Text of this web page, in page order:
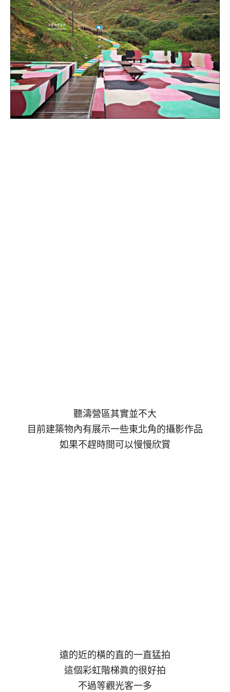
聽濤營區其實並不大
目前建築物內有展示一些東北角的攝影作品
如果不趕時間可以慢慢欣賞
遠的近的橫的直的一直猛拍
這個彩虹階梯眞的很好拍
不過等觀光客一多